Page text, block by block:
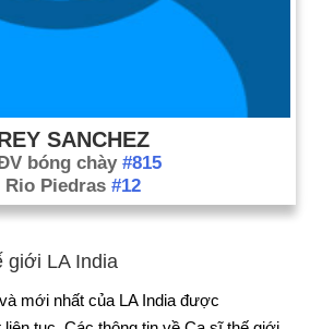
SANCHEZ
bóng chày #815
Rio Piedras #12
giới LA India
mới nhất của LA India được